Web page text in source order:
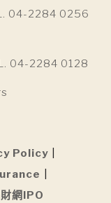
04-2284 0256
04-2284 0128
Policy
網IPO